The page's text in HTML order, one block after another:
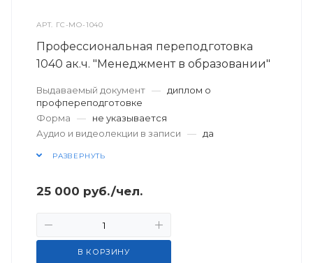
АРТ. ГС-МО-1040
Профессиональная переподготовка
1040 ак.ч. "Менеджмент в образовании"
Выдаваемый документ —
диплом о
профпереподготовке
Форма
—
не указывается
Аудио и видеолекции в записи
— да
РАЗВЕРНУТЬ
25 000 руб./чел.
В КОРЗИНУ